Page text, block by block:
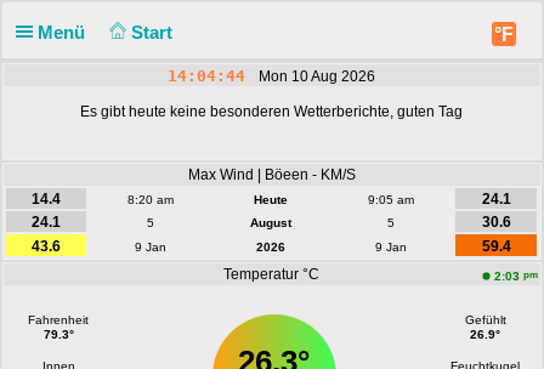
Menü Start °F
14:04:44 Mon 10 Aug 2026
Es gibt heute keine besonderen Wetterberichte, guten Tag
Max Wind | Böeen - KM/S
14.4
8:20 am Heute 9:05 am
24.1
24.1
5 August 5
30.6
43.6
9 Jan 2026 9 Jan
59.4
Temperatur °C
2:03 pm
Fahrenheit
79.3°
Innen
26.3°
Gefühlt
26.9°
Feuchtkugel